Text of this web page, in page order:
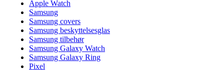
Apple Watch
Samsung
Samsung covers
Samsung beskyttelsesglas
Samsung tilbehør
Samsung Galaxy Watch
Samsung Galaxy Ring
Pixel